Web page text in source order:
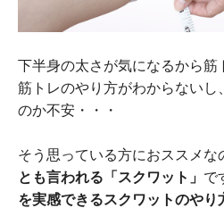
下半身の太さが気になるから筋
筋トレのやり方がわからないし
のか不安・・・
そう思っている方におススメな
とも言われる「スクワット」 で
を実感できるスクワットのやり